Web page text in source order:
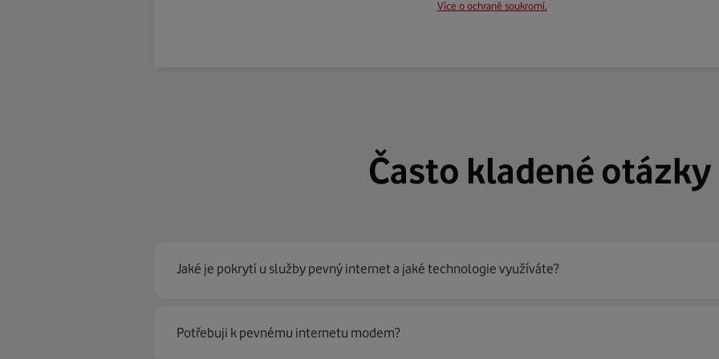
Více o ochraně soukromí.
Často kladené otázky
Jaké je pokrytí u služby pevný internet a jaké technologie využíváte?
Pevný internet můžeme nabídnout99 % českých domácností
prostřednictvím několika
Potřebuji k pevnému internetu modem?